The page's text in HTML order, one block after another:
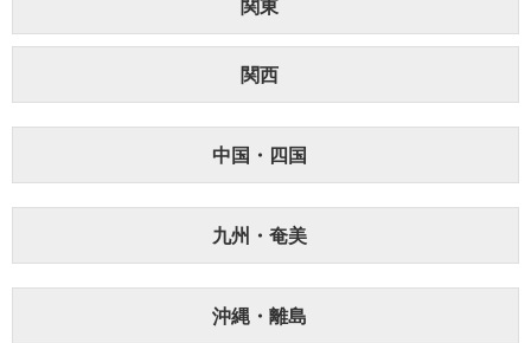
関東
関西
中国・四国
九州・奄美
沖縄・離島